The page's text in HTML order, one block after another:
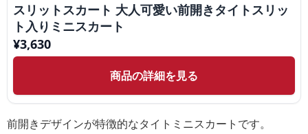
スリットスカート 大人可愛い前開きタイトスリッ
ト入りミニスカート
¥3,630
商品の詳細を見る
前開きデザインが特徴的なタイトミニスカートです。